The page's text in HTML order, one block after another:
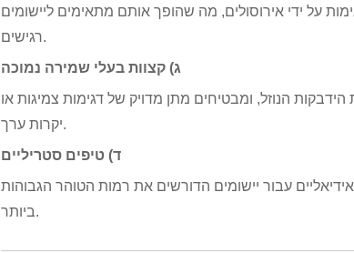
על ידי אירוסולים, מה שהופך אותם מתאימים ליישומים
רגישים.
ג) קצוות בעלי שמירה נמוכה
הנוזל, ומבטיחים מתן מדויק של דגימות צמיגות או
יקרות ערך.
ד) טיפים סטריליים
עבור יישומים הדורשים את רמות הטוהר הגבוהות
ביותר.